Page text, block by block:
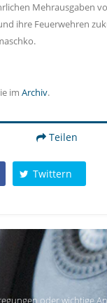
Mehrausgaben
ihre Feuerwehren
im Archiv.
Teilen
Twittern
oder wichtige